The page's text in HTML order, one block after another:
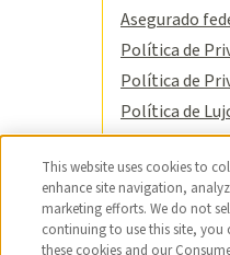
Asegurado
Política de
Política de
Política de
Condiciones
Título VI
Mapa del Sitio
© 2026 USC Credit
This website uses cookies to
enhance site navigation,
marketing efforts. We do not
continuing to use this site,
these cookies and our